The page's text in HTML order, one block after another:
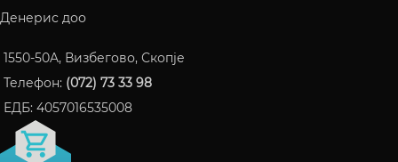
Денерис доо
1550-50A, Визбегово, Скопје
Телефон: (072) 73 33 98
ЕДБ: 4057016535008